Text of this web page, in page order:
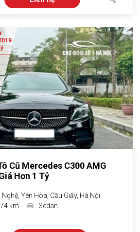
Cũ Mercedes C300 AMG
Hơn 1 Tỷ
Yên Hòa, Cầu Giấy, Hà Nội
km Sedan